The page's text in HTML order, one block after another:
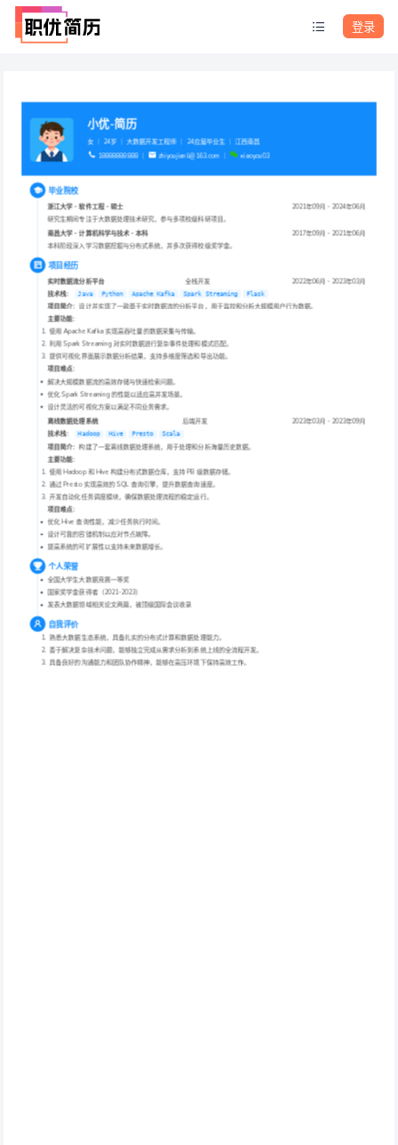
登录
小优-简历
女 ｜ 24岁 ｜ 大数据开发工程师 ｜ 24应届毕业生 ｜ 江西南昌
18888888888 ｜
zhiyoujianli@163.com ｜ xiaoyou03
毕业院校
浙江大学 - 软件工程 - 硕士 2021年09月 - 2024年06月
研究生期间专注于大数据处理技术研究，参与多项校级科研项目。
南昌大学 - 计算机科学与技术 - 本科
2017年09月 - 2021年06月
本科阶段深入学习数据挖掘与分布式系统，并多次获得校级奖学金。
项目经历
实时数据流分析平台 全栈开发
2022年06月 - 2023年03月
技术栈： Java Python Apache Kafka Spark Streaming Flask
项目简介：设计并实现了一款基于实时数据流的分析平台，用于监控和分析大规模用户行为数据。
主要功能：
使用 Apache Kafka 实现高吞吐量的数据采集与传输。
利用 Spark Streaming 对实时数据进行复杂事件处理和模式匹配。
提供可视化界面展示数据分析结果，支持多维度筛选和导出功能。
项目难点：
解决大规模数据流的高效存储与快速检索问题。
优化 Spark Streaming 的性能以适应高并发场景。
设计灵活的可视化方案以满足不同业务需求。
离线数据处理系统 后端开发 2023年03月 - 2023年09月
技术栈： Hadoop Hive Presto Scala
项目简介：构建了一套离线数据处理系统，用于处理和分析海量历史数据。
主要功能：
使用 Hadoop 和 Hive 构建分布式数据仓库，支持 PB 级数据存储。
通过 Presto 实现高效的 SQL 查询引擎，提升数据查询速度。
开发自动化任务调度模块，确保数据处理流程的稳定运行。
项目难点：
优化 Hive 查询性能，减少任务执行时间。
设计可靠的容错机制以应对节点故障。
提高系统的可扩展性以支持未来数据增长。
个人荣誉
全国大学生大数据竞赛一等奖
国家奖学金获得者（2021-2023）
发表大数据领域相关论文两篇，被顶级国际会议收录
自我评价
熟悉大数据生态系统，具备扎实的分布式计算和数据处理能力。
善于解决复杂技术问题，能够独立完成从需求分析到系统上线的全流程开发。
具备良好的沟通能力和团队协作精神，能够在高压环境下保持高效工作。